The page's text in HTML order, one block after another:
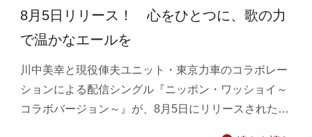
8月5日リリース！ 心をひとつに、歌の力
で温かなエールを
川中美幸と現役俥夫ユニット・東京力車のコラボレー
ションによる配信シングル『ニッポン・ワッショイ～
コラボバージョン～』が、8月5日にリリースされた…